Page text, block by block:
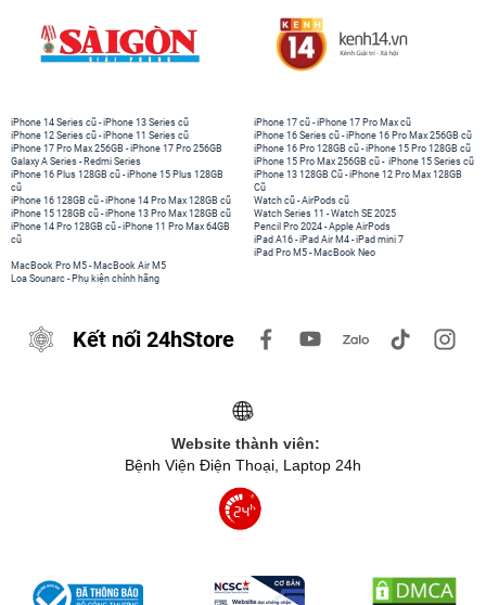
iPhone 14 Series cũ -iPhone 13 Series cũ
iPhone 12 Series cũ -iPhone 11 Series cũ
iPhone 17 Pro Max 256GB -iPhone 17 Pro 256GB
Galaxy A Series - Redmi Series
iPhone 17 cũ -iPhone 17 Pro Max cũ
iPhone 16 Series cũ - iPhone 16 Pro Max 256GB cũ
iPhone 16 Pro 128GB cũ -iPhone 15 Pro 128GB cũ
iPhone 15 Pro Max 256GB cũ - iPhone 15 Series cũ
iPhone 16 Plus 128GB cũ -iPhone 15 Plus 128GB
cũ
iPhone 16 128GB cũ -iPhone 14 Pro Max 128GB cũ
iPhone 15 128GB cũ -iPhone 13 Pro Max 128GB cũ
iPhone 14 Pro 128GB cũ -iPhone 11 Pro Max 64GB
cũ
iPhone 13 128GB Cũ -iPhone 12 Pro Max 128GB
Cũ
Watch cũ -AirPods cũ
Watch Series 11 -Watch SE 2025
Pencil Pro 2024 -Apple AirPods
iPad A16 -iPad Air M4 -iPad mini 7
iPad Pro M5 - MacBook Neo
MacBook Pro M5 - MacBook Air M5
Loa Sounarc - Phụ kiện chính hãng
Kết nối 24hStore
Website thành viên:
Bệnh Viện Điện Thoại, Laptop 24h